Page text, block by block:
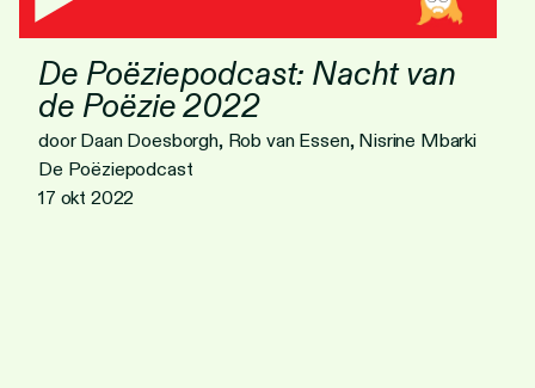
De Poëziepodcast: Nacht van
de Poëzie 2022
door Daan Doesborgh, Rob van Essen, Nisrine Mbarki
De Poëziepodcast
17 okt 2022